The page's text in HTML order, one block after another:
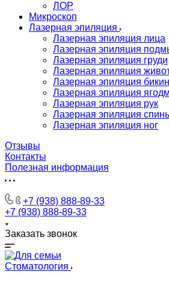
ЛОР
Микроскоп
Лазерная эпиляция
Лазерная эпиляция лица
Лазерная эпиляция
Лазерная эпиляция груди
Лазерная эпиляция
Лазерная эпиляция
Лазерная эпиляция
Лазерная эпиляция рук
Лазерная эпиляция
Лазерная эпиляция ног
Отзывы
Контакты
Полезная информация
+7 (938) 888-89-33
+7 (938) 888-89-33
Заказать звонок
Стоматология